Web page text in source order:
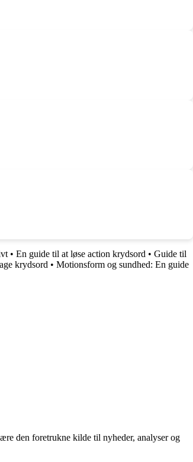
• En guide til at løse action krydsord • Guide til
krydsord • Motionsform og sundhed: En guide
den foretrukne kilde til nyheder, analyser og